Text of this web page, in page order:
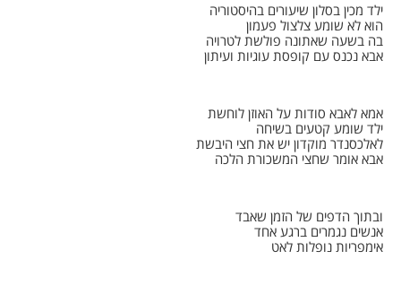
ילד מכין בסלון שיעורים בהיסטוריה
הוא לא שומע צלצול פעמון
בה בשעה שאתונה פולשת לטרויה
אבא נכנס עם קופסת עוגיות ועיתון
אמא לאבא סודות על האוזן לוחשת
ילד שומע קטעים בשיחה
לאלכסנדר מוקדון יש את חצי היבשת
אבא אומר שחצי המשכורת הלכה
ובתוך הדפים של הזמן שאבד
אנשים נגמרים ברגע אחד
אימפריות נופלות לאט